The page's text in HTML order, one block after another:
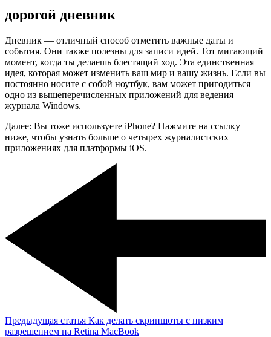
дорогой дневник
Дневник — отличный способ отметить важные даты и
события. Они также полезны для записи идей. Тот мигающий
момент, когда ты делаешь блестящий ход. Эта единственная
идея, которая может изменить ваш мир и вашу жизнь. Если вы
постоянно носите с собой ноутбук, вам может пригодиться
одно из вышеперечисленных приложений для ведения
журнала Windows.
Далее: Вы тоже используете iPhone? Нажмите на ссылку
ниже, чтобы узнать больше о четырех журналистских
приложениях для платформы iOS.
Предыдущая статья Как делать скриншоты с низким
разрешением на Retina MacBook